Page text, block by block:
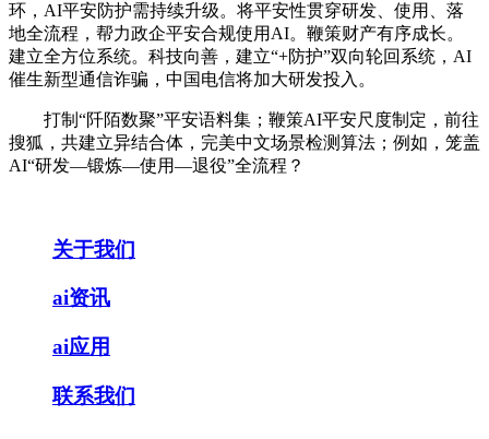
环，AI平安防护需持续升级。将平安性贯穿研发、使用、落
地全流程，帮力政企平安合规使用AI。鞭策财产有序成长。
建立全方位系统。科技向善，建立“+防护”双向轮回系统，AI
催生新型通信诈骗，中国电信将加大研发投入。
打制“阡陌数聚”平安语料集；鞭策AI平安尺度制定，前往
搜狐，共建立异结合体，完美中文场景检测算法；例如，笼盖
AI“研发—锻炼—使用—退役”全流程？
关于我们
ai资讯
ai应用
联系我们